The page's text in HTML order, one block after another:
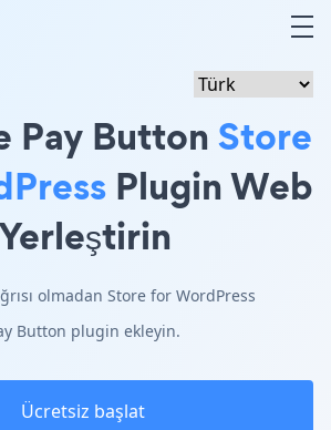
Pay ButtonStore
Plugin Web
olmadan Store for WordPress
Button plugin ekleyin.
Ücretsiz başlat